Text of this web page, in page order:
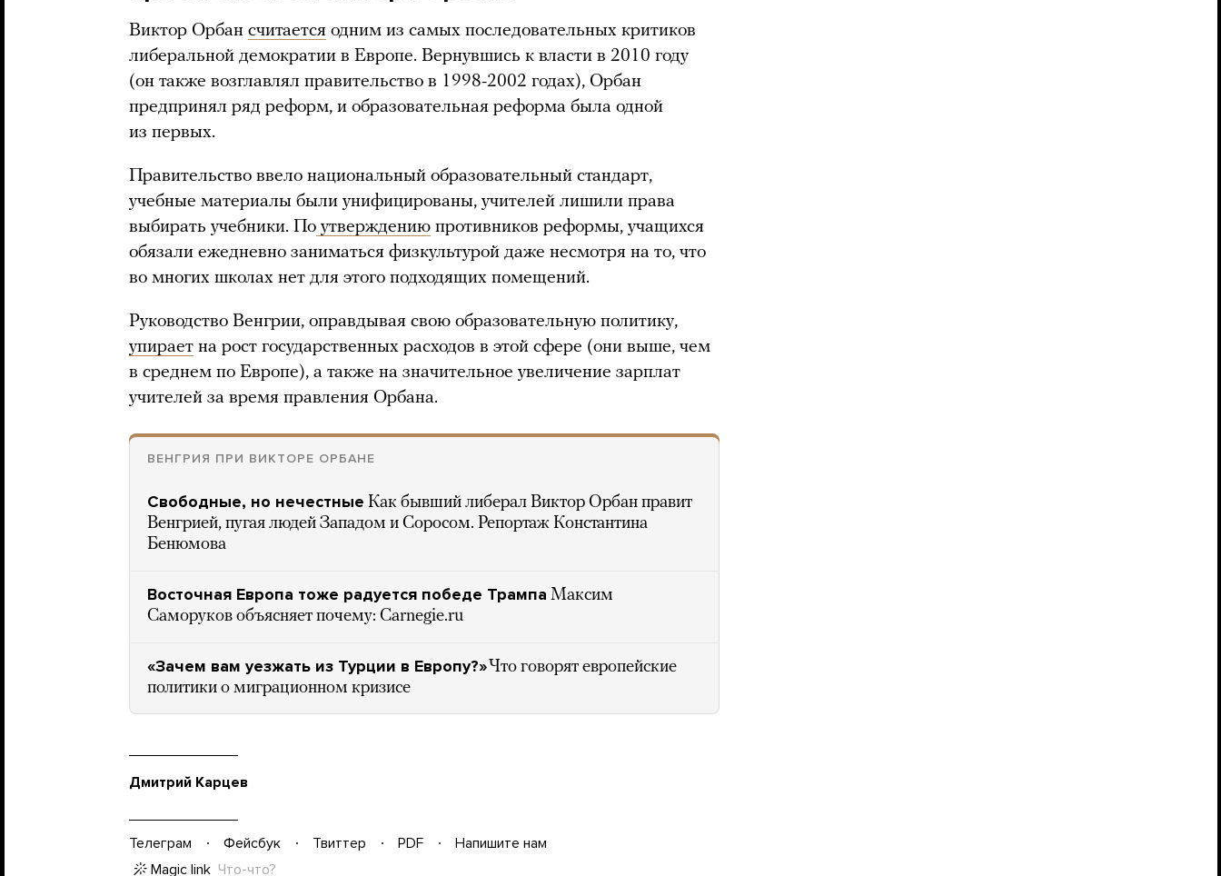
Виктор Орбан считается одним из самых последовательных критиков
либеральной демократии в Европе. Вернувшись к власти в 2010 году
(он также возглавлял правительство в 1998-2002 годах), Орбан
предпринял ряд реформ, и образовательная реформа была одной
из первых.
Правительство ввело национальный образовательный стандарт,
учебные материалы были унифицированы, учителей лишили права
выбирать учебники. По утверждению противников реформы, учащихся
обязали ежедневно заниматься физкультурой даже несмотря на то, что
во многих школах нет для этого подходящих помещений.
Руководство Венгрии, оправдывая свою образовательную политику,
упирает на рост государственных расходов в этой сфере (они выше, чем
в среднем по Европе), а также на значительное увеличение зарплат
учителей за время правления Орбана.
ВЕНГРИЯ ПРИ ВИКТОРЕ ОРБАНЕ
Свободные, но нечестные Как бывший либерал Виктор Орбан правит
Венгрией, пугая людей Западом и Соросом. Репортаж Константина
Бенюмова
Восточная Европа тоже радуется победе Трампа Максим
Саморуков объясняет почему: Carnegie.ru
«Зачем вам уезжать из Турции в Европу?»Что говорят европейские
политики о миграционном кризисе
Дмитрий Карцев
Телеграм Фейсбук Твиттер PDF
Напишите нам
Magic link Что-что?